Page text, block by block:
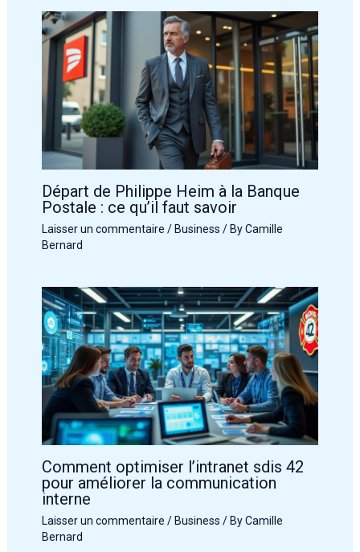
Départ de Philippe Heim à la Banque
Postale : ce qu’il faut savoir
Laisser un commentaire / Business / ByCamille
Bernard
Comment optimiser l’intranet sdis 42
pour améliorer la communication
interne
Laisser un commentaire / Business / ByCamille
Bernard